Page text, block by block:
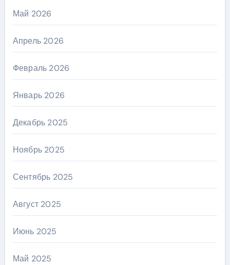
Май 2026
Апрель 2026
Февраль 2026
Январь 2026
Декабрь 2025
Ноябрь 2025
Сентябрь 2025
Август 2025
Июнь 2025
Май 2025